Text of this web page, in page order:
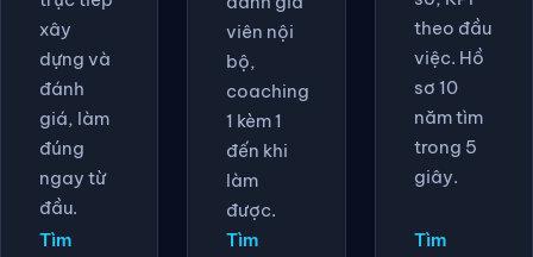
xây
dựng và
đánh
giá, làm
đúng
ngay từ
đầu.
Tìm
viên nội
bộ,
coaching
1 kèm 1
đến khi
làm
được.
Tìm
theo đầu
việc. Hồ
sơ 10
năm tìm
trong 5
giây.
Tìm